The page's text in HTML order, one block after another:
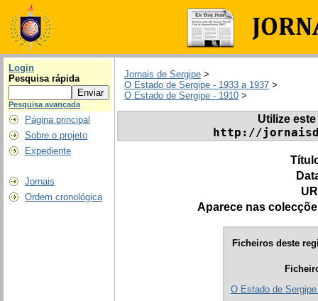
Login
Pesquisa rápida
Pesquisa avançada
Página principal
Sobre o projeto
Expediente
Jornais
Ordem cronológica
Jornais de Sergipe >
O Estado de Sergipe - 1933 a 1937 >
O Estado de Sergipe - 1910 >
Utilize
http://
Aparece nas
Ficheiros deste
O Estado de